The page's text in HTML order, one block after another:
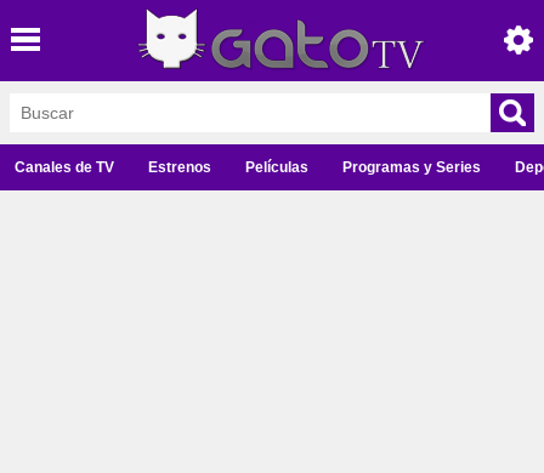
Canales de TV Estrenos Películas Programas y Series